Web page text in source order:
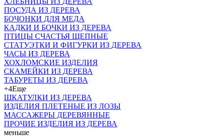
ПОСУДА ИЗ ДЕРЕВА
БОЧОНКИ ДЛЯ МЕДА
КАДКИ И БОЧКИ ИЗ ДЕРЕВА
ПТИЦЫ СЧАСТЬЯ ЩЕПНЫЕ
СТАТУЭТКИ И ФИГУРКИ ИЗ ДЕРЕВА
ЧАСЫ ИЗ ДЕРЕВА
ХОХЛОМСКИЕ ИЗДЕЛИЯ
СКАМЕЙКИ ИЗ ДЕРЕВА
ТАБУРЕТЫ ИЗ ДЕРЕВА
+4Еще
ШКАТУЛКИ ИЗ ДЕРЕВА
ИЗДЕЛИЯ ПЛЕТЕНЫЕ ИЗ ЛОЗЫ
МАССАЖЕРЫ ДЕРЕВЯННЫЕ
ПРОЧИЕ ИЗДЕЛИЯ ИЗ ДЕРЕВА
меньше